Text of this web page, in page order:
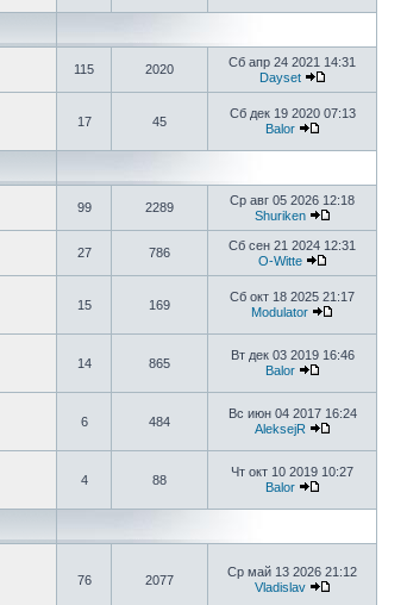
115 2020
Сб апр 24 2021 14:31
Dayset
17 45
Сб дек 19 2020 07:13
Balor
99 2289
Ср авг 05 2026 12:18
Shuriken
27 786
Сб сен 21 2024 12:31
O-Witte
15 169
Сб окт 18 2025 21:17
Modulator
14 865
Вт дек 03 2019 16:46
Balor
6 484
Вс июн 04 2017 16:24
AleksejR
4 88
Чт окт 10 2019 10:27
Balor
76 2077
Ср май 13 2026 21:12
Vladislav